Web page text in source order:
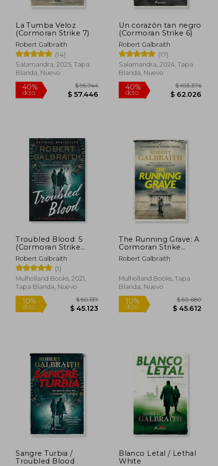
La Tumba Veloz
(Cormoran Strike 7)
Robert Galbraith
(14)
Salamandra, 2025, Tapa
Blanda, Nuevo
40%
dcto. $ 57.446
Un corazón tan negro
(Cormoran Strike 6)
Robert Galbraith
(17)
Salamandra, 2024, Tapa
Blanda, Nuevo
40%
dcto.
Troubled Blood: 5
(Cormoran Strike
Novel) (en Inglés)
Robert Galbraith
(1)
Mulholland Books, 2021,
Tapa Blanda, Nuevo
10% $ 50.137
The Running Grave: A
Cormoran Strike
Novel (en Inglés)
Robert Galbraith
Mulholland Books, Tapa
Blanda, Nuevo
10%
Sangre Turbia /
Troubled Blood
Blanco Letal / Lethal
White